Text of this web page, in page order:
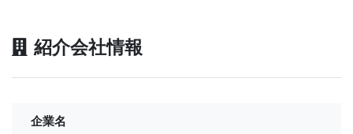
紹介会社情報
企業名